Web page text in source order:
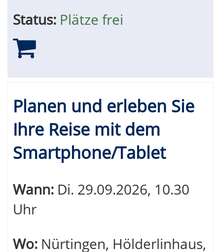
Status: Plätze frei
Planen und erleben Sie
Ihre Reise mit dem
Smartphone/Tablet
Wann: Di. 29.09.2026, 10.30
Uhr
Wo: Nürtingen, Hölderlinhaus,